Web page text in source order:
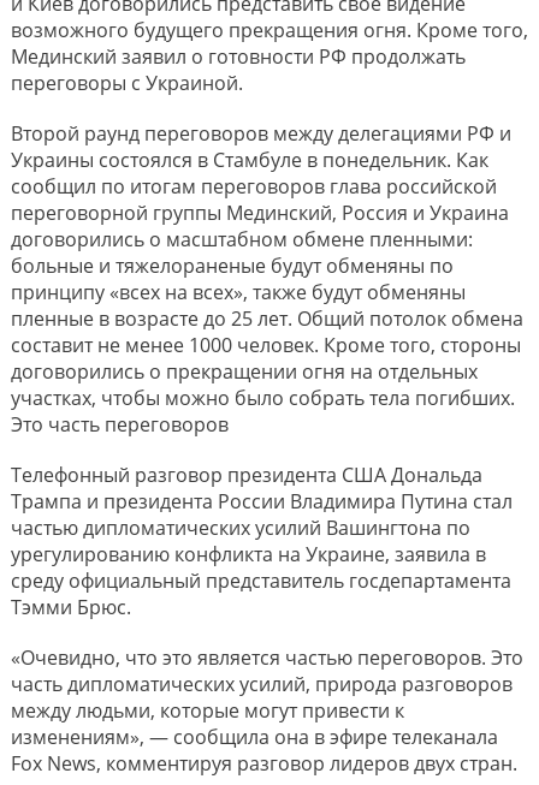
возможного будущего прекращения огня. Кроме того,
Мединский заявил о готовности РФ продолжать
переговоры с Украиной.
Второй раунд переговоров между делегациями РФ и
Украины состоялся в Стамбуле в понедельник. Как
сообщил по итогам переговоров глава российской
переговорной группы Мединский, Россия и Украина
договорились о масштабном обмене пленными:
больные и тяжелораненые будут обменяны по
принципу «всех на всех», также будут обменяны
пленные в возрасте до 25 лет. Общий потолок обмена
составит не менее 1000 человек. Кроме того, стороны
договорились о прекращении огня на отдельных
участках, чтобы можно было собрать тела погибших.
Это часть переговоров
Телефонный разговор президента США Дональда
Трампа и президента России Владимира Путина стал
частью дипломатических усилий Вашингтона по
урегулированию конфликта на Украине, заявила в
среду официальный представитель госдепартамента
Тэмми Брюс.
«Очевидно, что это является частью переговоров. Это
часть дипломатических усилий, природа разговоров
между людьми, которые могут привести к
изменениям», — сообщила она в эфире телеканала
Fox News, комментируя разговор лидеров двух стран.